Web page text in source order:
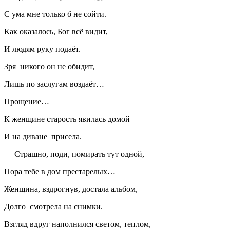
С ума мне только б не сойти.
Как оказалось, Бог всё видит,
И людям руку подаёт.
Зря никого он не обидит,
Лишь по заслугам воздаёт…
Прощение…
К женщине старость явилась домой
И на диване присела.
— Страшно, поди, помирать тут одной,
Пора тебе в дом престарелых…
Женщина, вздрогнув, достала альбом,
Долго смотрела на снимки.
Взгляд вдруг наполнился светом, теплом,